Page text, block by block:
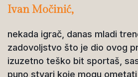
Ivan Močinić,
nekada igrač, danas mladi
zadovoljstvo što je dio ovog
izuzetno teško bit sportaš,
puno stvari koje mogu